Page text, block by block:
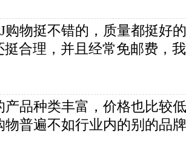
购物挺不错的，质量都挺好
挺合理，并且经常免邮费，
产品种类丰富，价格也比较
物普遍不如行业内的别的品